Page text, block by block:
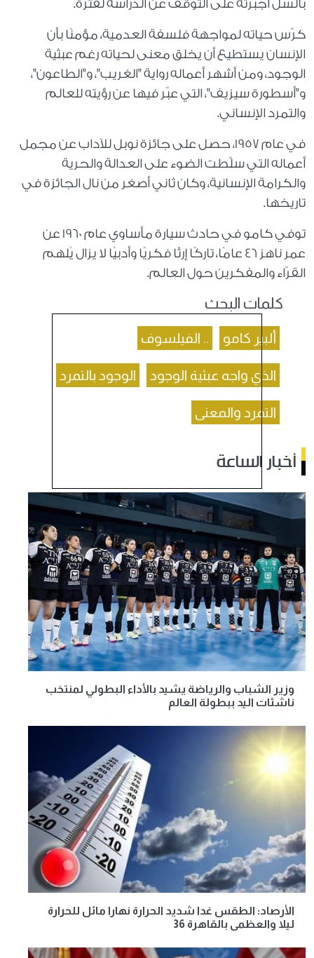
بالسل أجبرته على التوقف عن الدراسة لفترة.
كرّس حياته لمواجهة فلسفة العدمية، مؤمنًا بأن
الإنسان يستطيع أن يخلق معنى لحياته رغم عبثية
الوجود، ومن أشهر أعماله رواية "الغريب"، و"الطاعون"،
و"أسطورة سيزيف"، التي عبّر فيها عن رؤيته للعالم
والتمرد الإنساني.
في عام 1957، حصل على جائزة نوبل للآداب عن مجمل
أعماله التي سلّطت الضوء على العدالة والحرية
والكرامة الإنسانية، وكان ثاني أصغر من نال الجائزة في
تاريخها.
توفي كامو في حادث سيارة مأساوي عام 1960 عن
عمر ناهز 46 عامًا، تاركًا إرثًا فكريًا وأدبيًا لا يزال يُلهم
القرّاء والمفكرين حول العالم.
كلمات البحث
ألبير كامو .. الفيلسوف
الذي واجه عبثية الوجود الوجود بالتمرد
التمرد والمعنى
أخبار الساعة
وزير الشباب والرياضة يشيد بالأداء البطولي لمنتخب
ناشئات اليد ببطولة العالم
الأرصاد: الطقس غدا شديد الحرارة نهارا مائل للحرارة
ليلا والعظمى بالقاهرة 36